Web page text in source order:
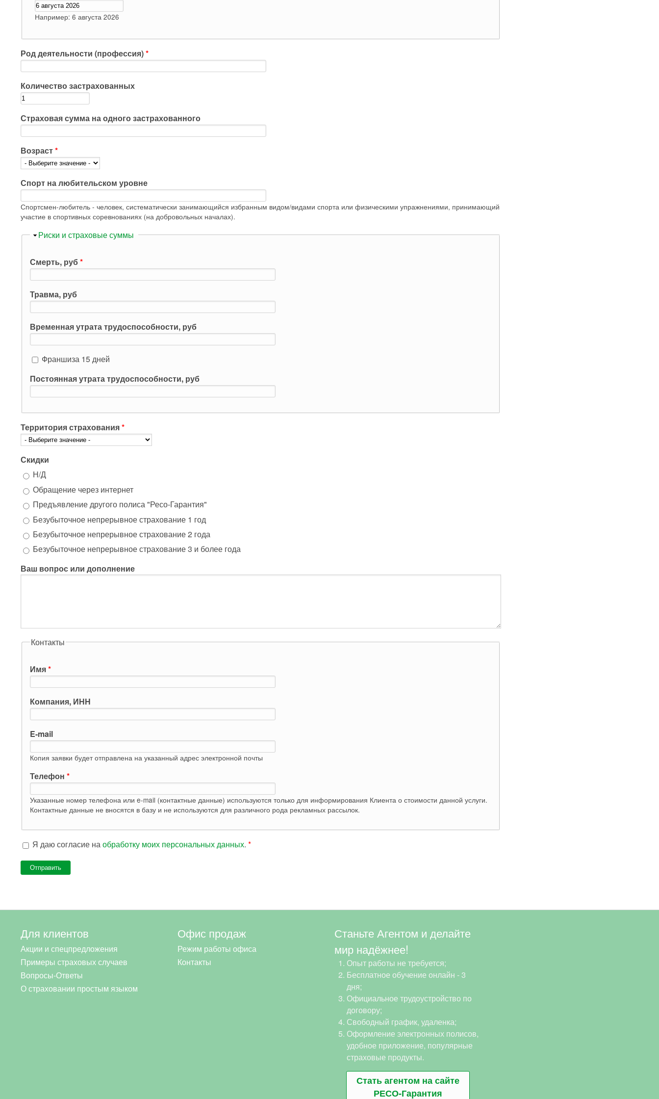
Например: 6 августа 2026
Род деятельности (профессия)*
Количество застрахованных
Страховая сумма на одного застрахованного
Возраст*
Спорт на любительском уровне
Спортсмен-любитель - человек, систематически занимающийся избранным видом/видами спорта или физическими упражнениями, принимающий
участие в спортивных соревнованиях (на добровольных началах).
Скрыть
Риски и страховые суммы
Смерть, руб*
Травма, руб
Временная утрата трудоспособности, руб
Франшиза 15 дней
Постоянная утрата трудоспособности, руб
Территория страхования*
Скидки
Н/Д
Обращение через интернет
Предъявление другого полиса "Ресо-Гарантия"
Безубыточное непрерывное страхование 1 год
Безубыточное непрерывное страхование 2 года
Безубыточное непрерывное страхование 3 и более года
Ваш вопрос или дополнение
Контакты
Имя*
Компания, ИНН
E-mail
Копия заявки будет отправлена на указанный адрес электронной почты
Телефон *
Указанные номер телефона или e-mail (контактные данные) используются только для информирования Клиента о стоимости данной услуги.
Контактные данные не вносятся в базу и не используются для различного рода рекламных рассылок.
Я даю согласие наобработку моих персональных данных. *
Для клиентов
Акции и спецпредложения
Примеры страховых случаев
Вопросы-Ответы
О страховании простым языком
Офис продаж
Режим работы офиса
Контакты
Станьте Агентом и делайте
мир надёжнее!
Опыт работы не требуется;
Бесплатное обучение онлайн - 3
дня;
Официальное трудоустройство по
договору;
Свободный график, удаленка;
Оформление электронных полисов,
удобное приложение, популярные
страховые продукты.
Стать агентом на сайте
РЕСО-Гарантия